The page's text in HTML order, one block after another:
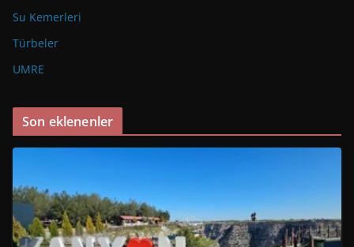
Su Kemerleri
Türbeler
UMRE
Son eklenenler